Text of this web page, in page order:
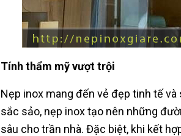
Tính thẩm mỹ vượt trội
Nẹp inox mang đến vẻ đẹp tinh tế
sắc sảo, nẹp inox tạo nên những
sâu cho trần nhà. Đặc biệt, khi kết